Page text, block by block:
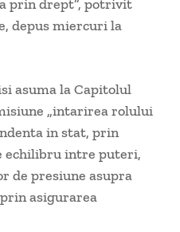
prin drept”, potrivit
depus miercuri la
asuma la Capitolul
„intarirea rolului
in stat, prin
echilibru intre puteri,
de presiune asupra
asigurarea